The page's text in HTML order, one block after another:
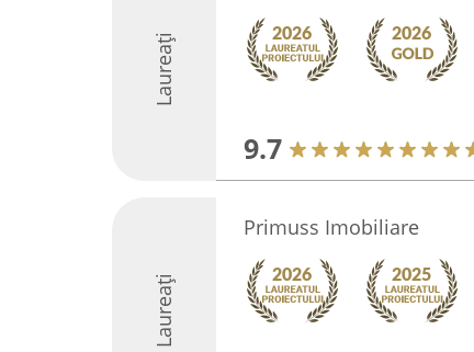
Laureați
9.7
Laureați
Primuss Imobiliare